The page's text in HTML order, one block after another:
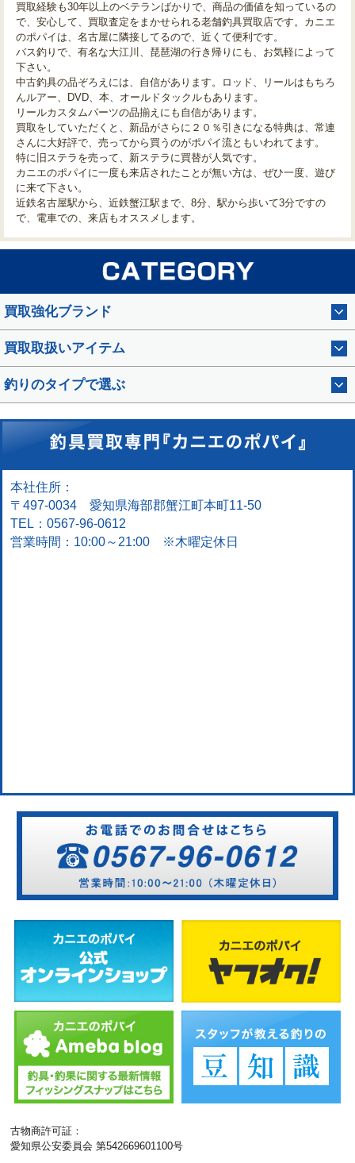
買取経験も30年以上のベテランばかりで、商品の価値を知っているの
で、安心して、買取査定をまかせられる老舗釣具買取店です。カニエ
のポパイは、名古屋に隣接してるので、近くて便利です。
バス釣りで、有名な大江川、琵琶湖の行き帰りにも、お気軽によって
下さい。
中古釣具の品ぞろえには、自信があります。ロッド、リールはもちろ
んルアー、DVD、本、オールドタックルもあります。
リールカスタムパーツの品揃えにも自信があります。
買取をしていただくと、新品がさらに２０％引きになる特典は、常連
さんに大好評で、売ってから買うのがポパイ流ともいわれてます。
特に旧ステラを売って、新ステラに買替が人気です。
カニエのポパイに一度も来店されたことが無い方は、ぜひ一度、遊び
に来て下さい。
近鉄名古屋駅から、近鉄蟹江駅まで、8分、駅から歩いて3分ですの
で、電車での、来店もオススメします。
買取強化ブランド
買取取扱いアイテム
釣りのタイプで選ぶ
本社住所：
〒497-0034 愛知県海部郡蟹江町本町11-50
TEL：0567-96-0612
営業時間：10:00～21:00 ※木曜定休日
古物商許可証：
愛知県公安委員会 第542669601100号